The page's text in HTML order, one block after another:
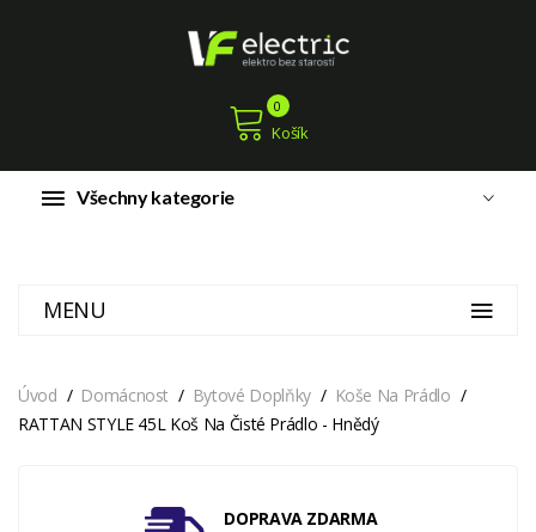
Košík
0
Všechny kategorie
MENU
Úvod Domácnost Bytové Doplňky
Koše Na Prádlo
RATTAN STYLE 45L Koš Na Čisté Prádlo - Hnědý
DOPRAVA ZDARMA